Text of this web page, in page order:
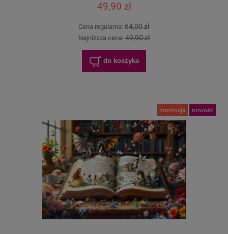
49,90 zł
Cena regularna: 64,00 zł
Najniższa cena:49,90 zł
do koszyka
promocja nowość